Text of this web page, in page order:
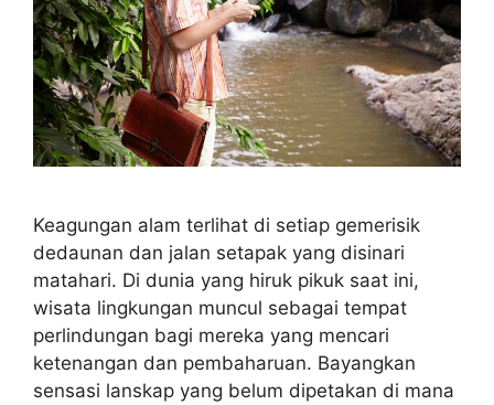
Keagungan alam terlihat di setiap gemerisik
dedaunan dan jalan setapak yang disinari
matahari. Di dunia yang hiruk pikuk saat ini,
wisata lingkungan muncul sebagai tempat
perlindungan bagi mereka yang mencari
ketenangan dan pembaharuan. Bayangkan
sensasi lanskap yang belum dipetakan di mana